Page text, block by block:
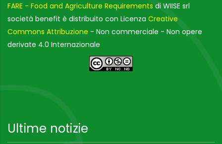
FARE - Food and Agriculture Requirements di WIISE srl
società benefit è distribuito con Licenza Creative
Commons Attribuzione - Non commerciale - Non opere
derivate 4.0 Internazionale
Ultime notizie